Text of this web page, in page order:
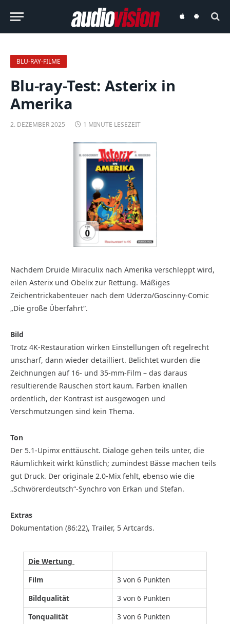
audiovisionaudiovision
BLU-RAY-FILME
Blu-ray-Test: Asterix in
Amerika
2. DEZEMBER 2025 1 MINUTE LESEZEIT
Nachdem Druide Miraculix nach Amerika verschleppt wird,
eilen Asterix und Obelix zur Rettung. Mäßiges
Zeichentrickabenteuer nach dem Uderzo/Goscinny-Comic
„Die große Überfahrt“.
Bild
Trotz 4K-Restauration wirken Einstellungen oft regelrecht
unscharf, dann wieder detailliert. Belichtet wurden die
Zeichnungen auf 16- und 35-mm-Film – das daraus
resultierende Rauschen stört kaum. Farben knallen
ordentlich, der Kontrast ist ausgewogen und
Verschmutzungen sind kein Thema.
Ton
Der 5.1-Upimx enttäuscht. Dialoge gehen teils unter, die
Räumlichkeit wirkt künstlich; zumindest Bässe machen teils
gut Druck. Der originale 2.0-Mix fehlt, ebenso wie die
„Schwörerdeutsch“-Synchro von Erkan und Stefan.
Extras
Dokumentation (86:22), Trailer, 5 Artcards.
Die Wertung
Film
3 von 6 Punkten
Bildqualität
3 von 6 Punkten
Tonqualität
3 von 6 Punkten